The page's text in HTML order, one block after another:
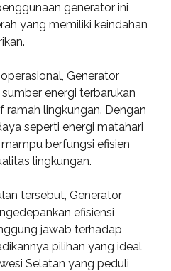
generator ini
yang memiliki keindahan
Generator
energi terbarukan
ramah lingkungan. Dengan
seperti energi matahari
berfungsi efisien
lingkungan.
tersebut, Generator
efisiensi
jawab terhadap
pilihan yang ideal
Selatan yang peduli